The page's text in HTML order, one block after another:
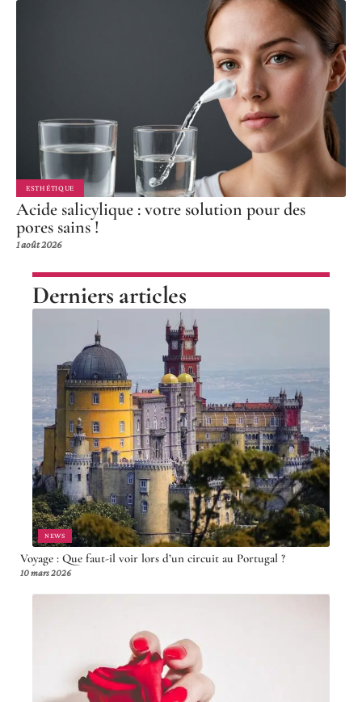
ESTHÉTIQUE
Acide salicylique : votre solution pour des
pores sains !
1 août 2026
Derniers articles
NEWS
Voyage : Que faut-il voir lors d’un circuit au Portugal ?
10 mars 2026